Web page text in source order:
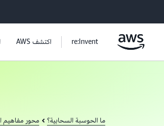
re:Invent اكتشف AWS
ما الحوسبة السحابية؟ محور مفاهيم